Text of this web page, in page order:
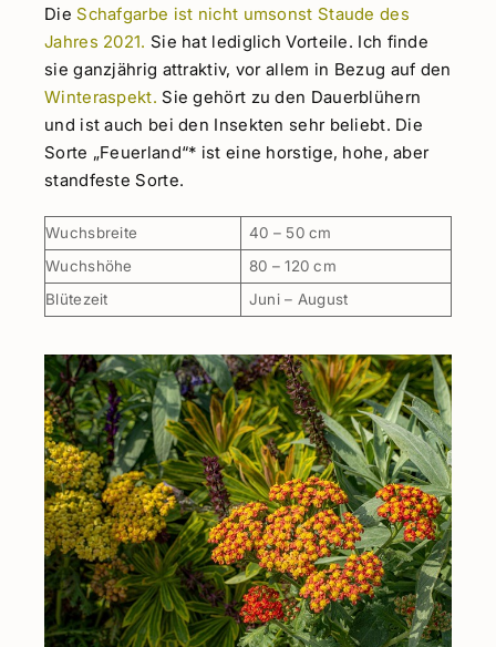
DieSchafgarbe ist nicht umsonst Staude des
Jahres 2021. Sie hat lediglich Vorteile. Ich finde
sie ganzjährig attraktiv, vor allem in Bezug auf den
Winteraspekt.Sie gehört zu den Dauerblühern
und ist auch bei den Insekten sehr beliebt. Die
Sorte „Feuerland“* ist eine horstige, hohe, aber
standfeste Sorte.
Wuchsbreite
40 – 50 cm
Wuchshöhe
80 – 120 cm
Blütezeit
Juni – August